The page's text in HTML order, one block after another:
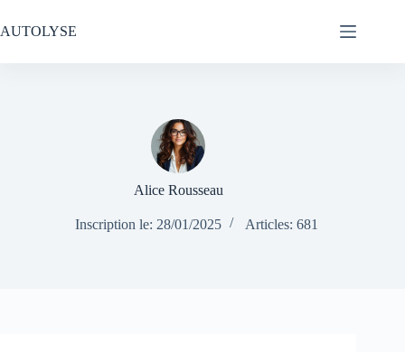
au
contenu
AUTOLYSE
Alice Rousseau
Inscription le: 28/01/2025 Articles: 681